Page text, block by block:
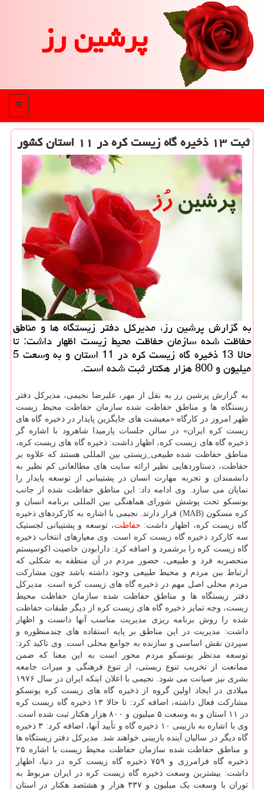
پرشین رز
منو
ثبت ۱۳ ذخیره گاه زیست کره در ۱۱ استان کشور
به گزارش پرشین رز، مدیرکل دفتر زیستگاه ها و مناطق
حفاظت شده سازمان حفاظت محیط زیست اظهار داشت: تا
حالا 13 ذخیره گاه زیست کره در 11 استان و به وسعت 5
میلیون و 800 هزار هکتار ثبت شده است.
به گزارش پرشین رز به نقل از مهر، علیرضا نجیمی، مدیرکل دفتر
زیستگاه ها و مناطق حفاظت شده سازمان حفاظت محیط زیست
ظهر امروز در کارگاه «معیشت های جایگزین پایدار در ذخیره گاه های
زیست کره ایران» در سالن جلسات پارمیدا شاهرود با اشاره گر
ذخیره گاه های زیست کره، اظهار داشت: ذخیره گاه های زیست کره،
مناطق حفاظت شده طبیعی_زیستی بین المللی هستند که علاوه بر
حفاظت، دستاوردهایی نظیر ارائه سایت های مطالعاتی کم نظیر به
دانشمندان و تجربه مهارت انسان در پشتیبانی از توسعه پایدار را
نمایان می سازد. وی ادامه داد: این مناطق حفاظت شده از جانب
یونسکو تحت پوشش شورای هماهنگی بین المللی برنامه انسان و
کره مسکون (MAB) قرار دارند. نجیمی با اشاره به کارکردهای ذخیره
گاه زیست کره، اظهار داشت: حفاظت، توسعه و پشتیبانی لجستیک
سه کارکرد ذخیره گاه زیست کره است. وی معیارهای انتخاب ذخیره
گاه زیست کره را برشمرد و اضافه کرد: دارابودن خاصیت اکوسیستم
منحصربه فرد و طبیعی، حضور مردم در آن منطقه به شکلی که
ارتباط بین مردم و محیط طبیعی وجود داشته باشد چون مشارکت
مردم محلی اصل مهم در ذخیره گاه های زیست کره است. مدیرکل
دفتر زیستگاه ها و مناطق حفاظت شده سازمان حفاظت محیط
زیست، وجه تمایز ذخیره گاه های زیست کره از دیگر طبقات حفاظت
شده را روش برنامه ریزی مدیریت مناسب آنها دانست و اظهار
داشت: مدیریت در این مناطق بر پایه استفاده های چندمنظوره و
سپردن نقش اساسی و سازنده به جوامع محلی است. وی تاکید کرد:
توسعه مدنظر یونسکو مردم محور است به این معنا که ضمن
ممانعت از تخریب تنوع زیستی، از تنوع فرهنگی و میراث جامعه
بشری نیز صیانت می شود. نجیمی با اعلان اینکه ایران در سال ۱۹۷۶
میلادی در ایجاد اولین گروه از ذخیره گاه های زیست کره یونسکو
مشارکت فعال داشته، اضافه کرد: تا حالا ۱۳ ذخیره گاه زیست کره
در ۱۱ استان و به وسعت ۵ میلیون و ۸۰۰ هزار هکتار ثبت شده است.
وی با اشاره به بازبینی ۱۰ ذخیره گاه و تأیید آنها، اضافه کرد: ۳ ذخیره
گاه دیگر در سالیان آینده بازبینی خواهند شد. مدیرکل دفتر زیستگاه ها
و مناطق حفاظت شده سازمان حفاظت محیط زیست با اشاره ۲۵
ذخیره گاه فرامرزی و ۷۵۹ ذخیره گاه زیست کره در دنیا، اظهار
داشت: بیشترین وسعت ذخیره گاه زیست کره در ایران مربوط به
توران با وسعت یک میلیون و ۳۳۷ هزار و هشتصد هکتار در استان